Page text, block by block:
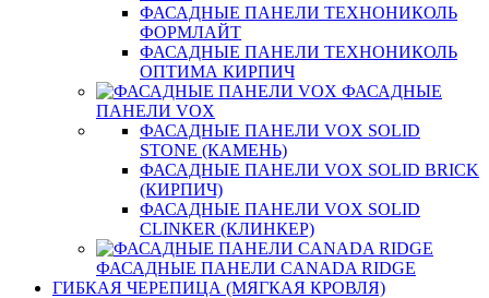
ФАСАДНЫЕ ПАНЕЛИ ТЕХНОНИКОЛЬ
ФОРМЛАЙТ
ФАСАДНЫЕ ПАНЕЛИ ТЕХНОНИКОЛЬ
ОПТИМА КИРПИЧ
ФАСАДНЫЕ
ПАНЕЛИ VOX
ФАСАДНЫЕ ПАНЕЛИ VOX SOLID
STONE (КАМЕНЬ)
ФАСАДНЫЕ ПАНЕЛИ VOX SOLID BRICK
(КИРПИЧ)
ФАСАДНЫЕ ПАНЕЛИ VOX SOLID
CLINКER (КЛИНКЕР)
ФАСАДНЫЕ ПАНЕЛИ CANADA RIDGE
ГИБКАЯ ЧЕРЕПИЦА (МЯГКАЯ КРОВЛЯ)